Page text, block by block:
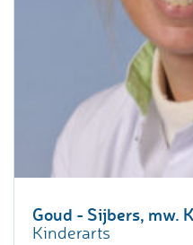
Goud - Sijbers, mw.
Kinderarts